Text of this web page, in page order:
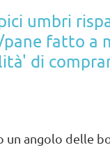
umbri
fatto a
di
un angolo delle